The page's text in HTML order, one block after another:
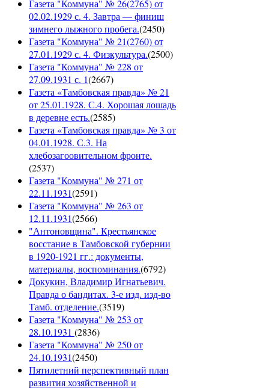
Газета "Коммуна" № 26(2765) от
02.02.1929 с. 4. Завтра — финиш
зимнего лыжного пробега.(2450)
Газета "Коммуна" № 21(2760) от
27.01.1929 с. 4. Физкультура.(2500)
Газета "Коммуна" № 228 от
27.09.1931 с. 1(2667)
Газета «Тамбовская правда» № 21
от 25.01.1928. С.4. Хорошая лошадь
в деревне есть.(2585)
Газета «Тамбовская правда» № 3 от
04.01.1928. С.3. На
хлебозагоовительном фронте.
(2537)
Газета "Коммуна" № 271 от
22.11.1931(2591)
Газета "Коммуна" № 263 от
12.11.1931(2566)
"Антоновщина". Крестьянское
восстание в Тамбовской губернии
в 1920-1921 гг.: документы,
материалы, воспоминания.(6792)
Докукин, Владимир Игнатьевич.
Правда о бандитах. 3-е изд. изд-во
Тамб. отделение.(3519)
Газета "Коммуна" № 253 от
28.10.1931 (2836)
Газета "Коммуна" № 250 от
24.10.1931(2450)
Пятилетний перспективный план
развития хозяйственной и